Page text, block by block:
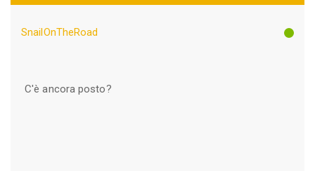
SnailOnTheRoad
C'è ancora posto?